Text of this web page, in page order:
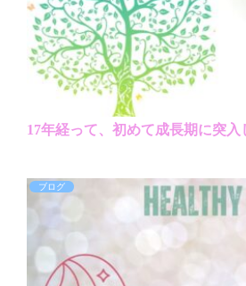
17年経って、初めて成長期に突
ブログ